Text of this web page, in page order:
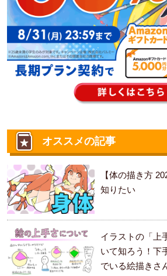
オススメの記事
【体の描き方
知りたい
イラストの「上
いて知ろう！下
でいる絵描きさ